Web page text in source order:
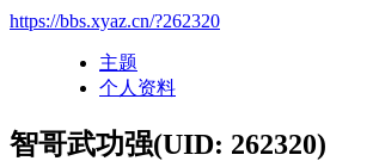
https://bbs.xyaz.cn/?262320
主题
个人资料
智哥武功强(UID: 262320)